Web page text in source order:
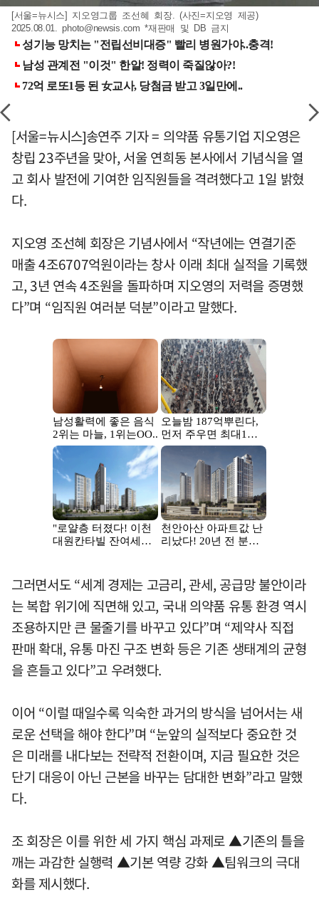
[서울=뉴시스] 지오영그룹 조선혜 회장. (사진=지오영 제공)
2025.08.01.photo@newsis.com *재판매 및 DB 금지
[서울=뉴시스]송연주 기자 = 의약품 유통기업 지오영은
창립 23주년을 맞아, 서울 연희동 본사에서 기념식을 열
고 회사 발전에 기여한 임직원들을 격려했다고 1일 밝혔
다.
지오영 조선혜 회장은 기념사에서 “작년에는 연결기준
매출 4조6707억원이라는 창사 이래 최대 실적을 기록했
고, 3년 연속 4조원을 돌파하며 지오영의 저력을 증명했
다”며 “임직원 여러분 덕분”이라고 말했다.
그러면서도 “세계 경제는 고금리, 관세, 공급망 불안이라
는 복합 위기에 직면해 있고, 국내 의약품 유통 환경 역시
조용하지만 큰 물줄기를 바꾸고 있다”며 “제약사 직접
판매 확대, 유통 마진 구조 변화 등은 기존 생태계의 균형
을 흔들고 있다”고 우려했다.
이어 “이럴 때일수록 익숙한 과거의 방식을 넘어서는 새
로운 선택을 해야 한다”며 “눈앞의 실적보다 중요한 것
은 미래를 내다보는 전략적 전환이며, 지금 필요한 것은
단기 대응이 아닌 근본을 바꾸는 담대한 변화”라고 말했
다.
조 회장은 이를 위한 세 가지 핵심 과제로 ▲기존의 틀을
깨는 과감한 실행력 ▲기본 역량 강화 ▲팀워크의 극대
화를 제시했다.